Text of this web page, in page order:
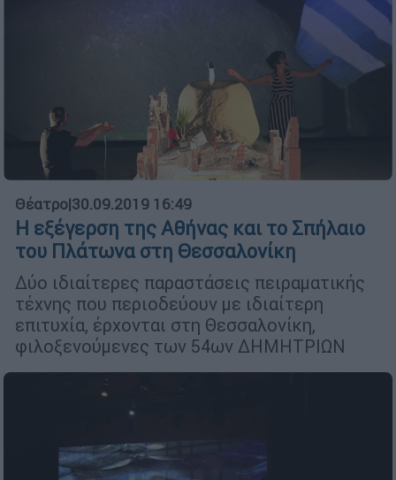
Θέατρο|30.09.2019 16:49
Η εξέγερση της Αθήνας και το Σπήλαιο
του Πλάτωνα στη Θεσσαλονίκη
Δύο ιδιαίτερες παραστάσεις πειραματικής
τέχνης που περιοδεύουν με ιδιαίτερη
επιτυχία, έρχονται στη Θεσσαλονίκη,
φιλοξενούμενες των 54ων ΔΗΜΗΤΡΙΩΝ